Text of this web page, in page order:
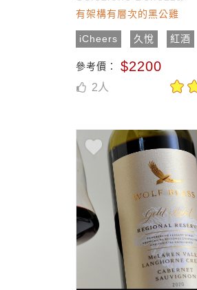
有架構有層次的黑公雞
iCheers 久悅 紅酒
參考價： $2200
2 人